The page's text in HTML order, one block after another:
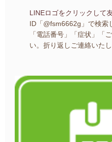
LINEロゴをクリックして
ID「@fsm6662g」で検索
「電話番号」「症状」「
い。 折り返しご連絡いた